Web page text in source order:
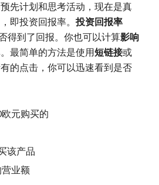
先计划和思考活动，现在是真
即投资回报率。 投资回报率
得到了回报。你也可以计算影响
最简单的方法是使用短链接或
的点击，你可以迅速看到是否
元购买的
该产品
业额